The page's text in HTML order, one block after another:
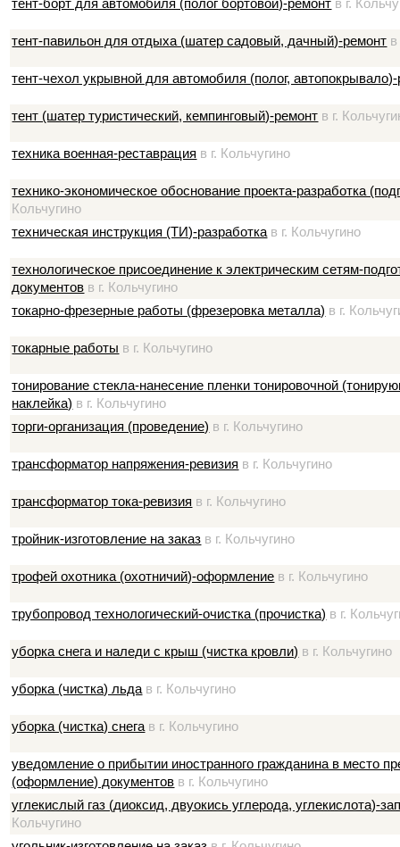
тент-борт для автомобиля (полог бортовой)-ремонт в г.
тент-павильон для отдыха (шатер садовый, дачный)-ремонт
тент-чехол укрывной для автомобиля (полог,
тент (шатер туристический, кемпинговый)-ремонт в г.
техника военная-реставрация в г. Кольчугино
технико-экономическое обоснование проекта-разработка
Кольчугино
техническая инструкция (ТИ)-разработка в г. Кольчугино
технологическое присоединение к электрическим сетям-
документов в г. Кольчугино
токарно-фрезерные работы (фрезеровка металла) в г.
токарные работы в г. Кольчугино
тонирование стекла-нанесение пленки тонировочной
наклейка) в г. Кольчугино
торги-организация (проведение) в г. Кольчугино
трансформатор напряжения-ревизия в г. Кольчугино
трансформатор тока-ревизия в г. Кольчугино
тройник-изготовление на заказ в г. Кольчугино
трофей охотника (охотничий)-оформление в г. Кольчугино
трубопровод технологический-очистка (прочистка) в г.
уборка снега и наледи с крыш (чистка кровли) в г. Кольчугино
уборка (чистка) льда в г. Кольчугино
уборка (чистка) снега в г. Кольчугино
уведомление о прибытии иностранного гражданина в место
(оформление) документов в г. Кольчугино
углекислый газ (диоксид, двуокись углерода, углекислота)-
Кольчугино